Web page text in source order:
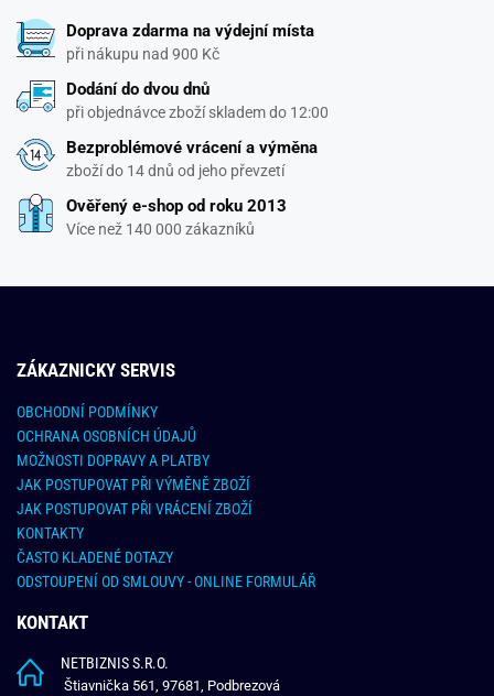
Doprava zdarma na výdejní místa
při nákupu nad 900 Kč
Dodání do dvou dnů
při objednávce zboží skladem do 12:00
Bezproblémové vrácení a výměna
zboží do 14 dnů od jeho převzetí
Ověřený e-shop od roku 2013
Více než 140 000 zákazníků
ZÁKAZNICKY SERVIS
OBCHODNÍ PODMÍNKY
OCHRANA OSOBNÍCH ÚDAJŮ
MOŽNOSTI DOPRAVY A PLATBY
JAK POSTUPOVAT PŘI VÝMĚNĚ ZBOŽÍ
JAK POSTUPOVAT PŘI VRÁCENÍ ZBOŽÍ
KONTAKTY
ČASTO KLADENÉ DOTAZY
ODSTOUPENÍ OD SMLOUVY - ONLINE FORMULÁŘ
KONTAKT
NETBIZNIS S.R.O.
Štiavnička 561, 97681, Podbrezová